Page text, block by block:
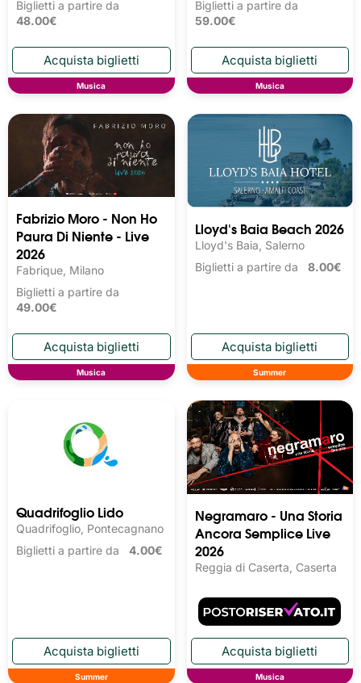
Biglietti a partire da
48.00€
Musica
Biglietti a partire da
59.00€
Musica
Fabrizio Moro - Non Ho
Paura Di Niente - Live
2026
Fabrique, Milano
Biglietti a partire da
49.00€
Musica
Lloyd's Baia Beach 2026
Lloyd's Baia, Salerno
Biglietti a partire da 8.00€
Summer
Quadrifoglio Lido
Quadrifoglio, Pontecagnano
Biglietti a partire da 4.00€
Summer
Negramaro - Una Storia
Ancora Semplice Live
2026
Reggia di Caserta, Caserta
Musica